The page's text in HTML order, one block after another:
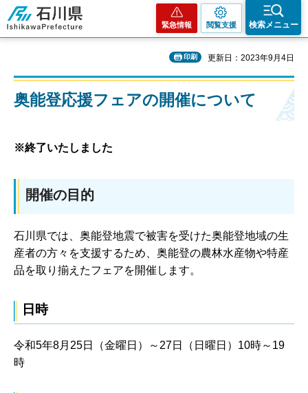
石川県
緊急情報 閲覧支援 検索メニュー
印刷 更新日：2023年9月4日
奥能登応援フェアの開催について
※終了いたしました
開催の目的
石川県では、奥能登地震で被害を受けた奥能登地域の生
産者の方々を支援するため、奥能登の農林水産物や特産
品を取り揃えたフェアを開催します。
日時
令和5年8月25日（金曜日）～27日（日曜日）10時～19
時